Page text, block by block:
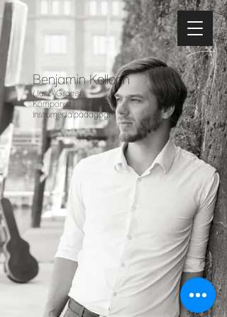
Benjamin Kolloch
(Jazz-)Gitarrist
Komponist
Instrumentalpädagoge